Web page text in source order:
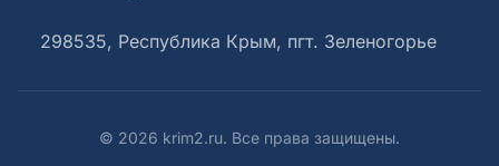
298535, Республика Крым, пгт. Зеленогорье
© 2026 krim2.ru. Все права защищены.